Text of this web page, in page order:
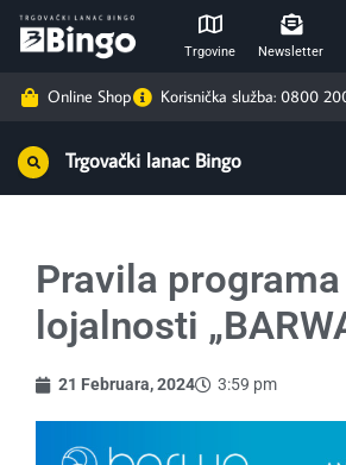
Trgovine Newsletter
Online Shop Korisnička služba: 0800
Trgovački lanac Bingo
Pravila programa
lojalnosti
21 Februara, 2024 3:59 pm